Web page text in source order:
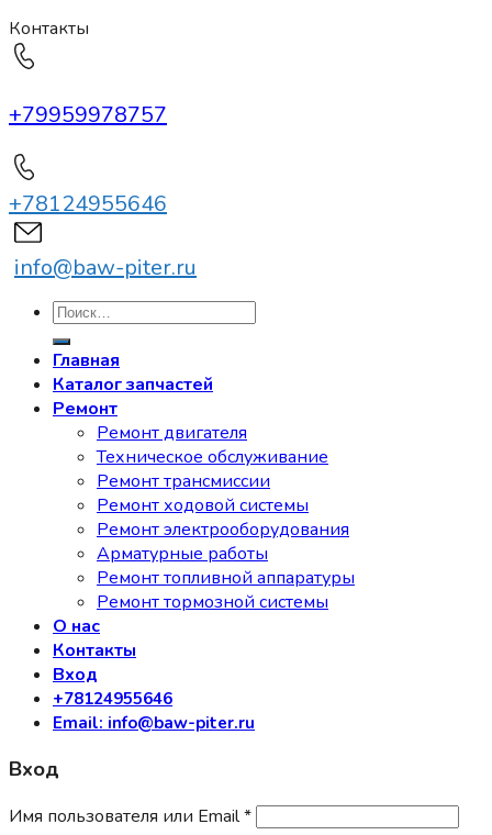
Контакты
+79959978757
+78124955646
info@baw-piter.ru
Искать:
Главная
Каталог запчастей
Ремонт
Ремонт двигателя
Техническое обслуживание
Ремонт трансмиссии
Ремонт ходовой системы
Ремонт электрооборудования
Арматурные работы
Ремонт топливной аппаратуры
Ремонт тормозной системы
О нас
Контакты
Вход
+78124955646
Email: info@baw-piter.ru
Вход
Имя пользователя или Email*